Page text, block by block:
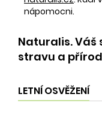
nápomocni.
Naturalis.
stravu a
LETNÍ OSVĚŽENÍ